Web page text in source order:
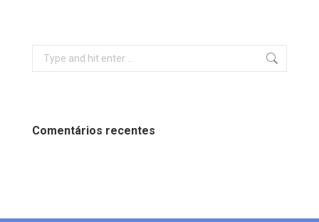
Search:
Comentários recentes